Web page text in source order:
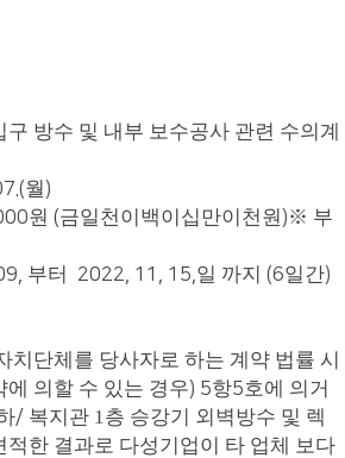
구 방수 및 내부 보수공사 관련 수의계
월)
원 (금일천이백이십만이천원 )※ 부
부터 2022, 11, 15,일 까지 (6일간)
치단체를 당사자로 하는 계약 법률 시
에 의할 수 있는 경우) 5항5호에 의거
/ 복지관 1층 승강기 외벽방수 및 렉
한 결과로 다성기업이 타 업체 보다